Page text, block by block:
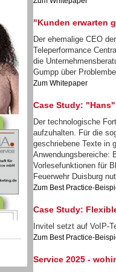
"Kunden erwarten
Der ehemalige CEO
Teleperformance
die
Gumpp über
Zum Whitepaper
Case Study:
Der technologische
aufzuhalten. Für die
geschriebene Texte in
Anwendungsbereiche:
Vorlesefunktionen für
Feuerwehr Duisburg
Zum Best Practice-
Case Study:
Invitel setzt auf VoIP-
Zum Best Practice-
Service 2025 -